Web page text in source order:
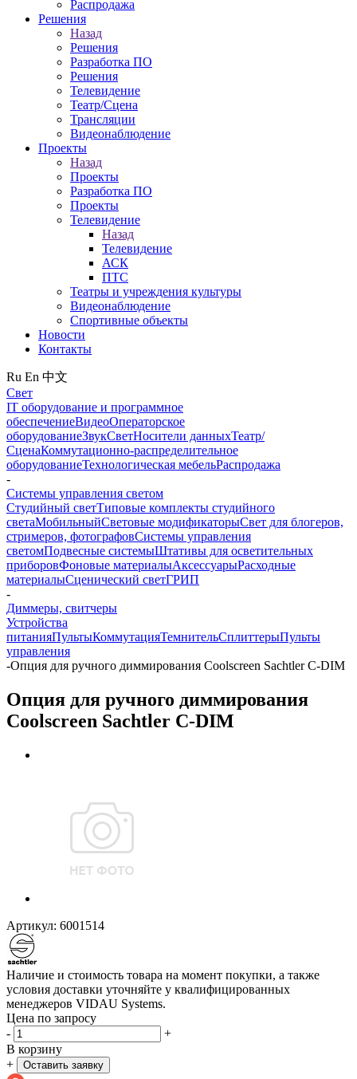
Распродажа
Решения
Назад
Решения
Разработка ПО
Решения
Телевидение
Театр/Сцена
Трансляции
Видеонаблюдение
Проекты
Назад
Проекты
Разработка ПО
Проекты
Телевидение
Назад
Телевидение
АСК
ПТС
Театры и учреждения культуры
Видеонаблюдение
Спортивные объекты
Новости
Контакты
Ru En 中文
Свет
IT оборудование и программное
обеспечениеВидеоОператорское
оборудованиеЗвукСветНосители данныхТеатр/
СценаКоммутационно-распределительное
оборудованиеТехнологическая мебельРаспродажа
-
Системы управления светом
Студийный светТиповые комплекты студийного
светаМобильныйСветовые модификаторыСвет для блогеров,
стримеров, фотографовСистемы управления
светомПодвесные системыШтативы для осветительных
приборовФоновые материалыАксессуарыРасходные
материалыСценический светГРИП
-
Диммеры, свитчеры
Устройства
питанияПультыКоммутацияТемнительСплиттерыПульты
управления
-Опция для ручного диммирования Coolscreen Sachtler C-DIM
Опция для ручного диммирования
Coolscreen Sachtler C-DIM
Артикул: 6001514
Наличие и стоимость товара на момент покупки, а также
условия доставки уточняйте у квалифицированных
менеджеров VIDAU Systems.
Цена по запросу
-
+
В корзину
+
Оставить заявку